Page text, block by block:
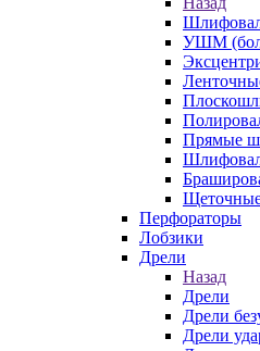
УШМ
Прямые
Перфораторы
Лобзики
Дрели
Назад
Дрели
Дрели
Дрели